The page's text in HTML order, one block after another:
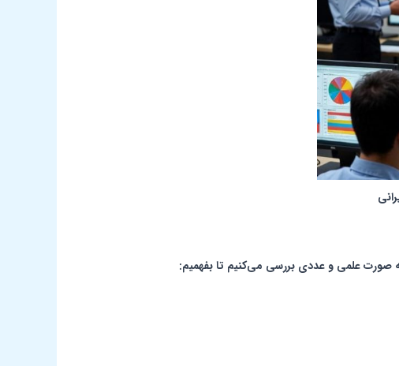
صورت علمی و عددی بررسی می‌کنیم تا بفهمیم: